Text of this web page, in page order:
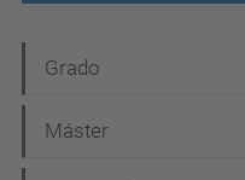
a
v
Grado
Máster